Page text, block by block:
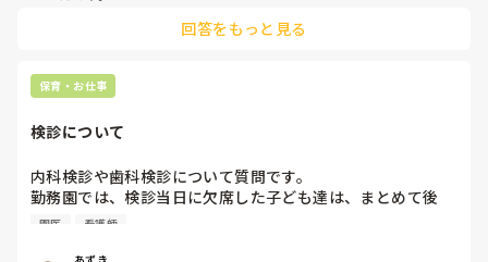
思うので、子ども達には申し訳ないですが、退職の手続きを
休職の経験がある方、休職から退職をした経験がある方と是
く)保育現場に復帰した方、復帰までにどんな風に過ごして
保育士をやりたいと思ったら復帰したら良いと思いますよ。
回答をもっと見る
保育・お仕事
検診について
内科検診や歯科検診について質問です。
勤務園では、検診当日に欠席した子ども達は、まとめて後
日、保育中に看護師が小児科や歯科医院に連れて行って検診
園医 看護師